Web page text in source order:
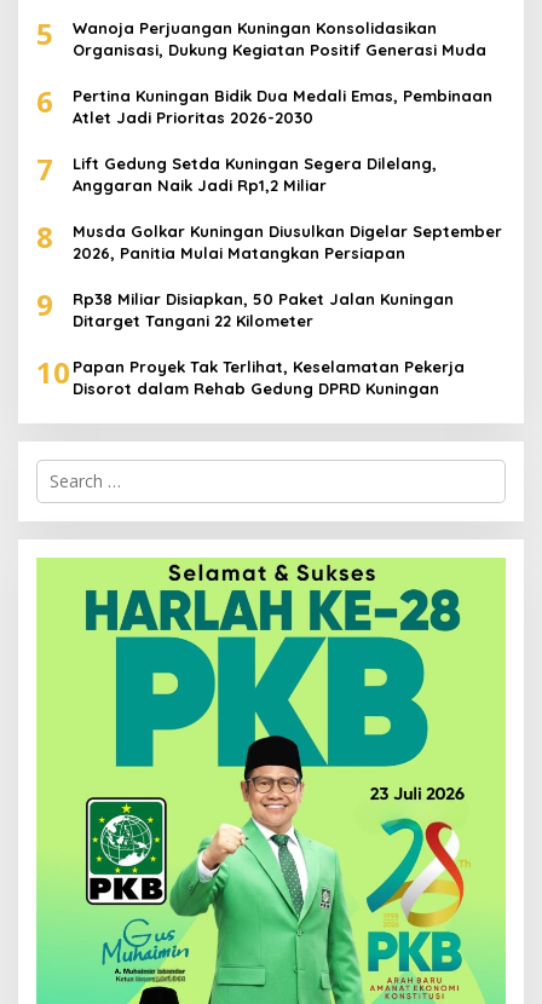
5
Wanoja Perjuangan Kuningan Konsolidasikan
Organisasi, Dukung Kegiatan Positif Generasi Muda
6
Pertina Kuningan Bidik Dua Medali Emas, Pembinaan
Atlet Jadi Prioritas 2026-2030
7
Lift Gedung Setda Kuningan Segera Dilelang,
Anggaran Naik Jadi Rp1,2 Miliar
8
Musda Golkar Kuningan Diusulkan Digelar September
2026, Panitia Mulai Matangkan Persiapan
9
Rp38 Miliar Disiapkan, 50 Paket Jalan Kuningan
Ditarget Tangani 22 Kilometer
10 Papan Proyek Tak Terlihat, Keselamatan Pekerja
Disorot dalam Rehab Gedung DPRD Kuningan
Search
for: